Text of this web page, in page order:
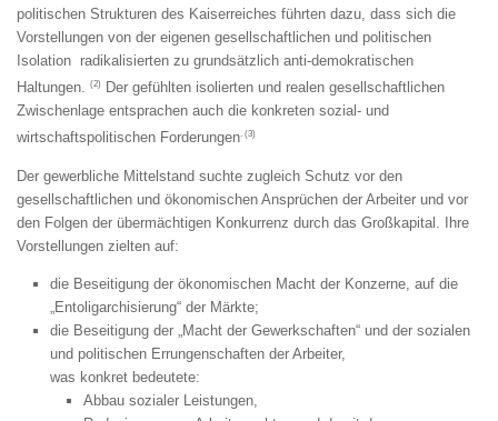
politischen Strukturen des Kaiserreiches führten dazu, dass sich die
Vorstellungen von der eigenen gesellschaftlichen und politischen
Isolation radikalisierten zu grundsätzlich anti-demokratischen
Haltungen. (2)
Der gefühlten isolierten und realen gesellschaftlichen
Zwischenlage entsprachen auch die konkreten sozial- und
wirtschaftspolitischen Forderungen. (3)
Der gewerbliche Mittelstand suchte zugleich Schutz vor den
gesellschaftlichen und ökonomischen Ansprüchen der Arbeiter und vor
den Folgen der übermächtigen Konkurrenz durch das Großkapital. Ihre
Vorstellungen zielten auf:
die Beseitigung der ökonomischen Macht der Konzerne, auf die
„Entoligarchisierung“ der Märkte;
die Beseitigung der „Macht der Gewerkschaften“ und der sozialen
und politischen Errungenschaften der Arbeiter,
was konkret bedeutete:
Abbau sozialer Leistungen,